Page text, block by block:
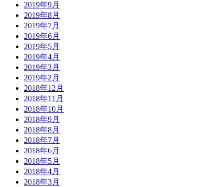
2019年9月
2019年8月
2019年7月
2019年6月
2019年5月
2019年4月
2019年3月
2019年2月
2018年12月
2018年11月
2018年10月
2018年9月
2018年8月
2018年7月
2018年6月
2018年5月
2018年4月
2018年3月